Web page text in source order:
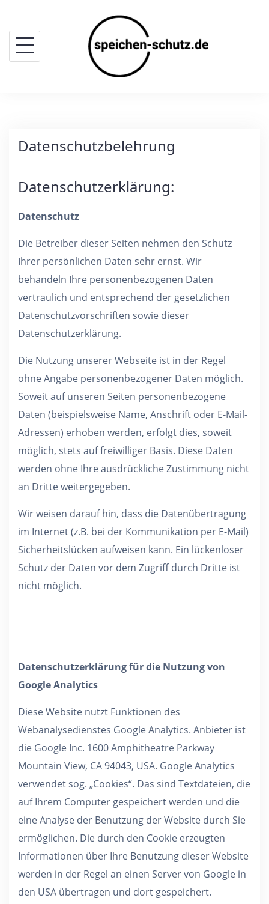
content
Datenschutzbelehrung
Datenschutzerklärung:
Datenschutz
Die Betreiber dieser Seiten nehmen den Schutz
Ihrer persönlichen Daten sehr ernst. Wir
behandeln Ihre personenbezogenen Daten
vertraulich und entsprechend der gesetzlichen
Datenschutzvorschriften sowie dieser
Datenschutzerklärung.
Die Nutzung unserer Webseite ist in der Regel
ohne Angabe personenbezogener Daten möglich.
Soweit auf unseren Seiten personenbezogene
Daten (beispielsweise Name, Anschrift oder E-Mail-
Adressen) erhoben werden, erfolgt dies, soweit
möglich, stets auf freiwilliger Basis. Diese Daten
werden ohne Ihre ausdrückliche Zustimmung nicht
an Dritte weitergegeben.
Wir weisen darauf hin, dass die Datenübertragung
im Internet (z.B. bei der Kommunikation per E-Mail)
Sicherheitslücken aufweisen kann. Ein lückenloser
Schutz der Daten vor dem Zugriff durch Dritte ist
nicht möglich.
Datenschutzerklärung für die Nutzung von
Google Analytics
Diese Website nutzt Funktionen des
Webanalysedienstes Google Analytics. Anbieter ist
die Google Inc. 1600 Amphitheatre Parkway
Mountain View, CA 94043, USA. Google Analytics
verwendet sog. „Cookies“. Das sind Textdateien, die
auf Ihrem Computer gespeichert werden und die
eine Analyse der Benutzung der Website durch Sie
ermöglichen. Die durch den Cookie erzeugten
Informationen über Ihre Benutzung dieser Website
werden in der Regel an einen Server von Google in
den USA übertragen und dort gespeichert.